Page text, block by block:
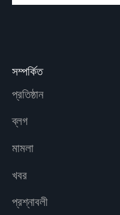
সম্পর্কিত
প্রতিষ্ঠান
ব্লগ
মামলা
খবর
প্রশ্নাবলী